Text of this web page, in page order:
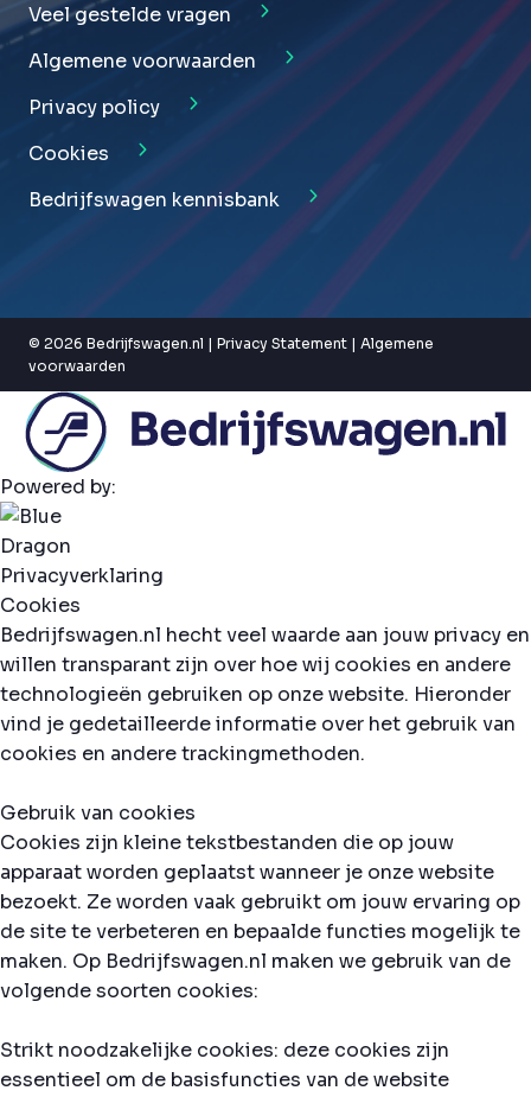
Veel gestelde vragen
Algemene voorwaarden
Privacy policy
Cookies
Bedrijfswagen kennisbank
© 2026 Bedrijfswagen.nl | Privacy Statement | Algemene
voorwaarden
Powered by:
Privacyverklaring
Cookies
Bedrijfswagen.nl hecht veel waarde aan jouw privacy en
willen transparant zijn over hoe wij cookies en andere
technologieën gebruiken op onze website. Hieronder
vind je gedetailleerde informatie over het gebruik van
cookies en andere trackingmethoden.
Gebruik van cookies
Cookies zijn kleine tekstbestanden die op jouw
apparaat worden geplaatst wanneer je onze website
bezoekt. Ze worden vaak gebruikt om jouw ervaring op
de site te verbeteren en bepaalde functies mogelijk te
maken. Op Bedrijfswagen.nl maken we gebruik van de
volgende soorten cookies:
Strikt noodzakelijke cookies: deze cookies zijn
essentieel om de basisfuncties van de website